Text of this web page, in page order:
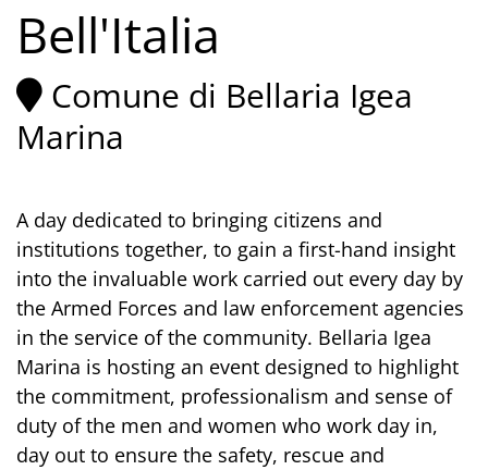
Bell'Italia
Comune di Bellaria Igea
Marina
A day dedicated to bringing citizens and
institutions together, to gain a first-hand insight
into the invaluable work carried out every day by
the Armed Forces and law enforcement agencies
in the service of the community. Bellaria Igea
Marina is hosting an event designed to highlight
the commitment, professionalism and sense of
duty of the men and women who work day in,
day out to ensure the safety, rescue and